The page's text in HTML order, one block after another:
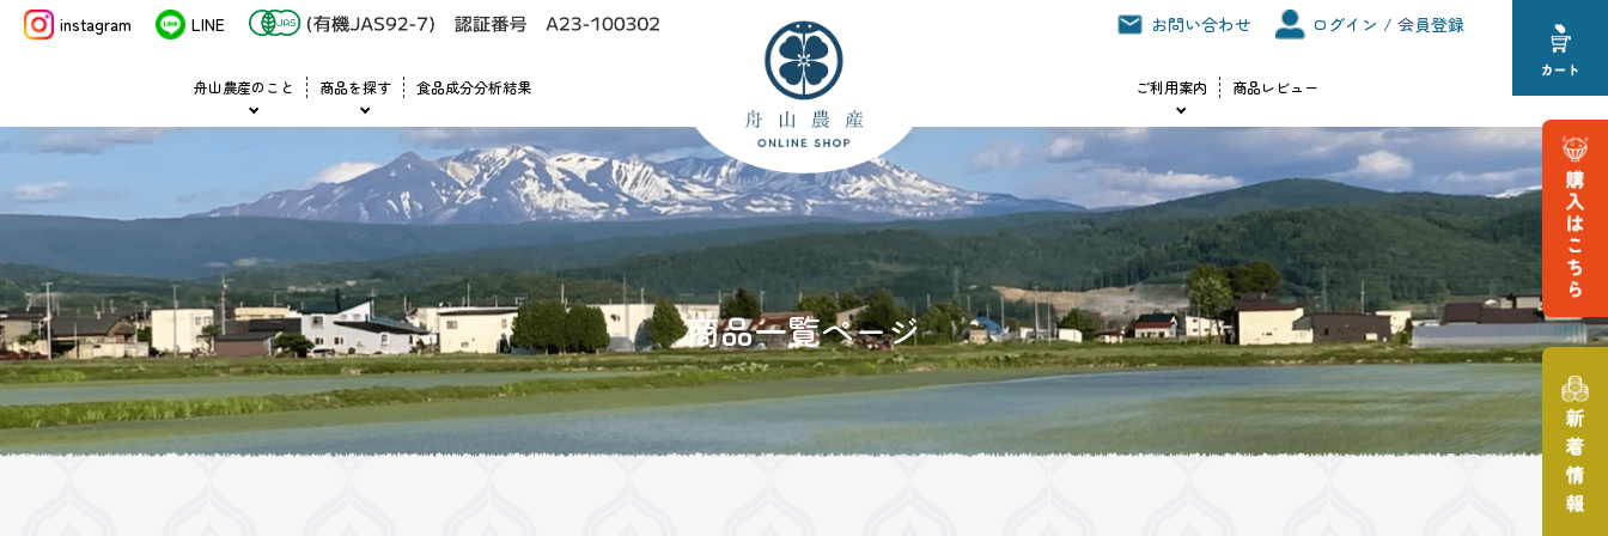
instagram LINE お問い合わせ ログイン / 会員登録
舟山農産のこと 商品を探す 食品成分分析結果 ご利用案内 商品レビュー
商品一覧ページ